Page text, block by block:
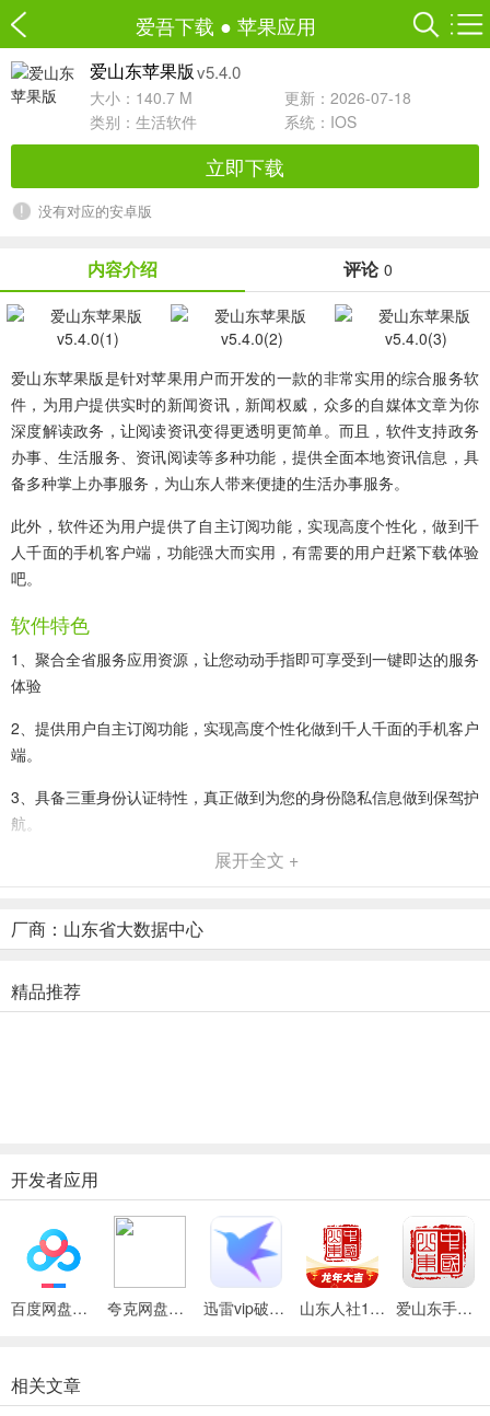
爱吾下载 ● 苹果应用
爱山东苹果版 v5.4.0
大小：140.7 M
更新：2026-07-18
类别： 生活软件 系统：IOS
立即下载
没有对应的安卓版
内容介绍 评论 0
爱山东苹果版是针对苹果用户而开发的一款的非常实用的综合服务软
件，为用户提供实时的新闻资讯，新闻权威，众多的自媒体文章为你
深度解读政务，让阅读资讯变得更透明更简单。而且，软件支持政务
办事、生活服务、资讯阅读等多种功能，提供全面本地资讯信息，具
备多种掌上办事服务，为山东人带来便捷的生活办事服务。
此外，软件还为用户提供了自主订阅功能，实现高度个性化，做到千
人千面的手机客户端，功能强大而实用，有需要的用户赶紧下载体验
吧。
软件特色
1、聚合全省服务应用资源，让您动动手指即可享受到一键即达的服务
体验
2、提供用户自主订阅功能，实现高度个性化做到千人千面的手机客户
端。
3、具备三重身份认证特性，真正做到为您的身份隐私信息做到保驾护
航。
4、持续提高用户互动体验，深入到群众中去不断增强百姓和企业参与
5、服务不断优化、新闻及时更新、站点无缝切换，让您从此爱上山
软件亮点
4、资讯导航分为四个模块，喜欢时政的朋友们可以直接来“资讯导
航”随时查看最近的新闻；
5、个人中心中“我的足迹”可算是一个亮点，在这里近期办过的事项可
以更加快捷地查询到。
v5.4.0版本
展开全文 +
厂商：山东省大数据中心
精品推荐
开发者应用
百度网盘绿色免安装Pc电脑版 夸克网盘官方正式版 迅雷vip破解版永久会员2024版 山东人社12333最新版 爱山东手机版
相关文章